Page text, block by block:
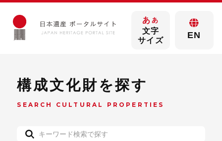
あ あ
文字
サイズ
EN
構成文化財を探す
SEARCH CULTURAL PROPERTIES